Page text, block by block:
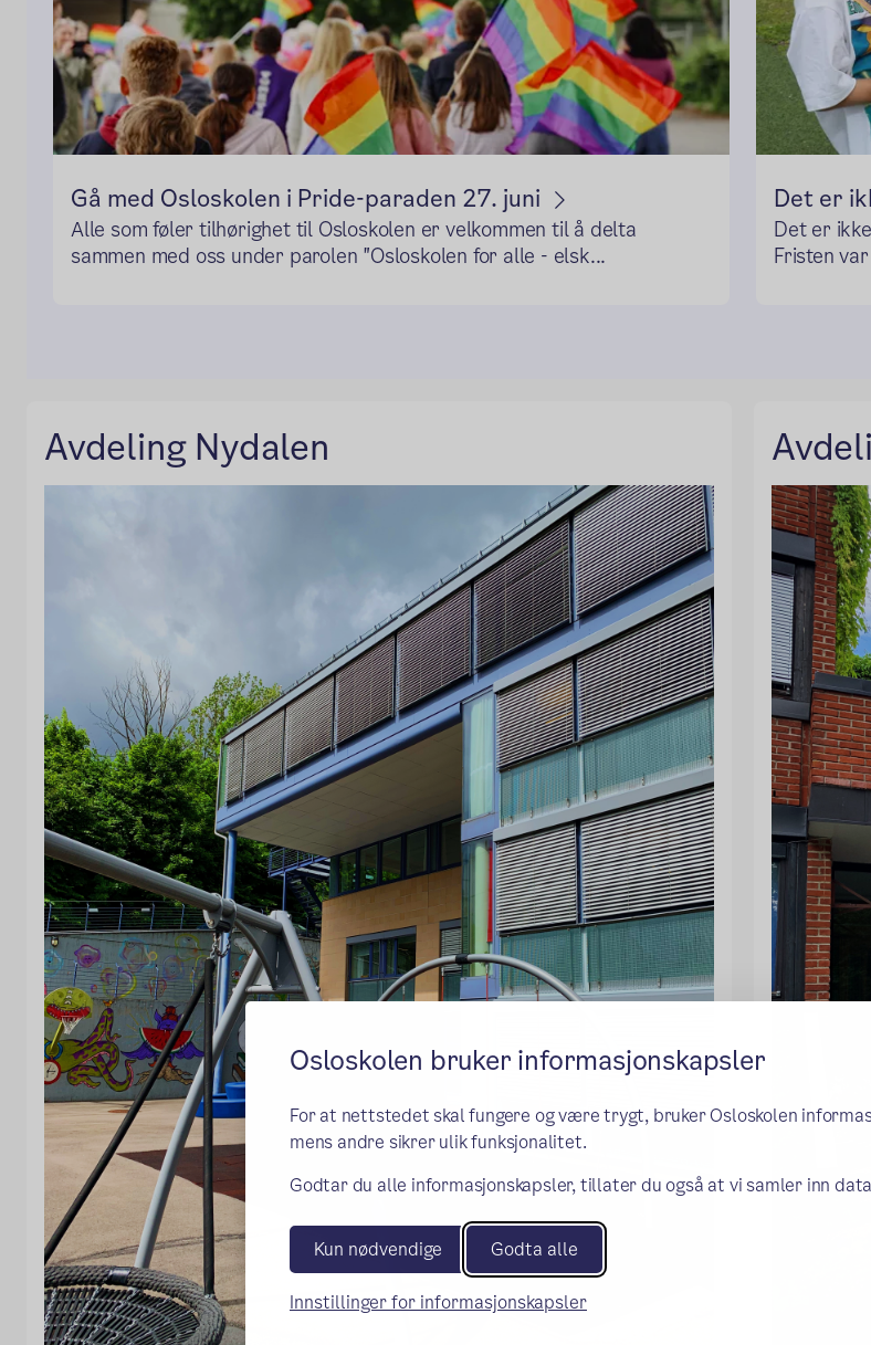
Osloskolen bruker informasjonskapsler
For at nettstedet skal fungere og være trygt, bruker Osloskolen
mens andre sikrer ulik funksjonalitet.
Godtar du alle informasjonskapsler, tillater du også at vi samler inn
Kun nødvendige Godta alle
Innstillinger for informasjonskapsler
Gå med Osloskolen i Pride-paraden 27. juni
Alle som føler tilhørighet til Osloskolen er velkommen til å delta
sammen med oss under parolen "Osloskolen for alle - elsk...
Det er
Det er
Fristen
Avdeling Nydalen